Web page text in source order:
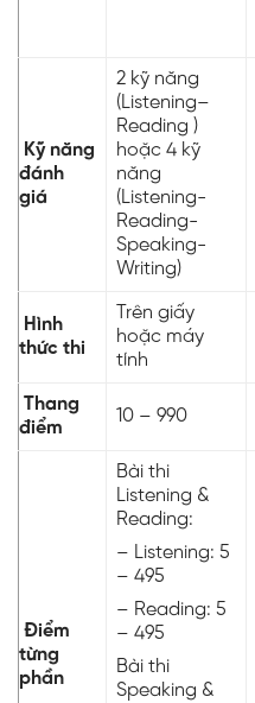
Kỹ năng
đánh
giá
2 kỹ năng
(Listening–
Reading )
hoặc 4 kỹ
năng
(Listening-
Reading-
Speaking-
Writing)
Hình
thức thi
Trên giấy
hoặc máy
tính
Thang
điểm
10 – 990
Điểm
từng
phần
Bài thi
Listening &
Reading:
– Listening: 5
– 495
– Reading: 5
– 495
Bài thi
Speaking &